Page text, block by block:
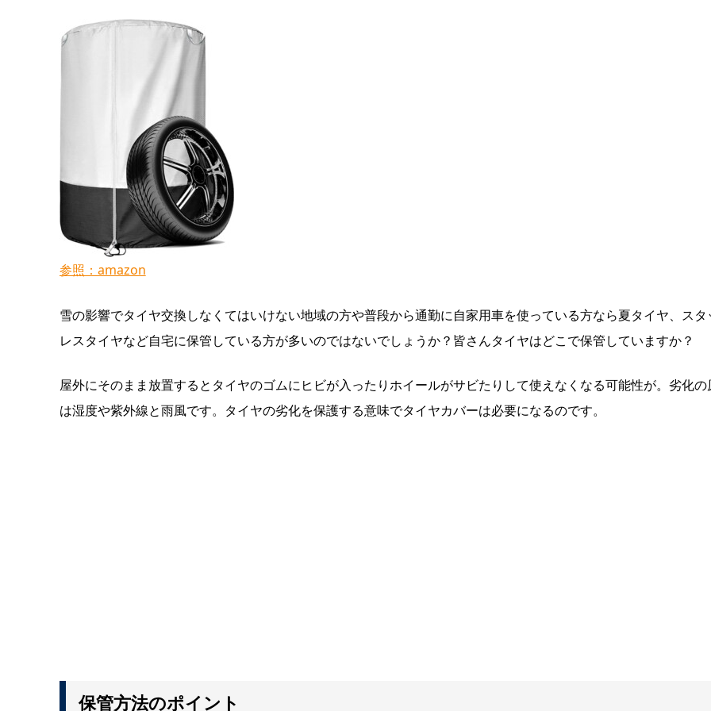
参照：amazon
雪の影響でタイヤ交換しなくてはいけない地域の方や普段から通勤に自家用車を使っている方なら夏タイヤ、スタ
レスタイヤなど自宅に保管している方が多いのではないでしょうか？皆さんタイヤはどこで保管していますか？
屋外にそのまま放置するとタイヤのゴムにヒビが入ったりホイールがサビたりして使えなくなる可能性が。劣化の
は湿度や紫外線と雨風です。タイヤの劣化を保護する意味でタイヤカバーは必要になるのです。
保管方法のポイント